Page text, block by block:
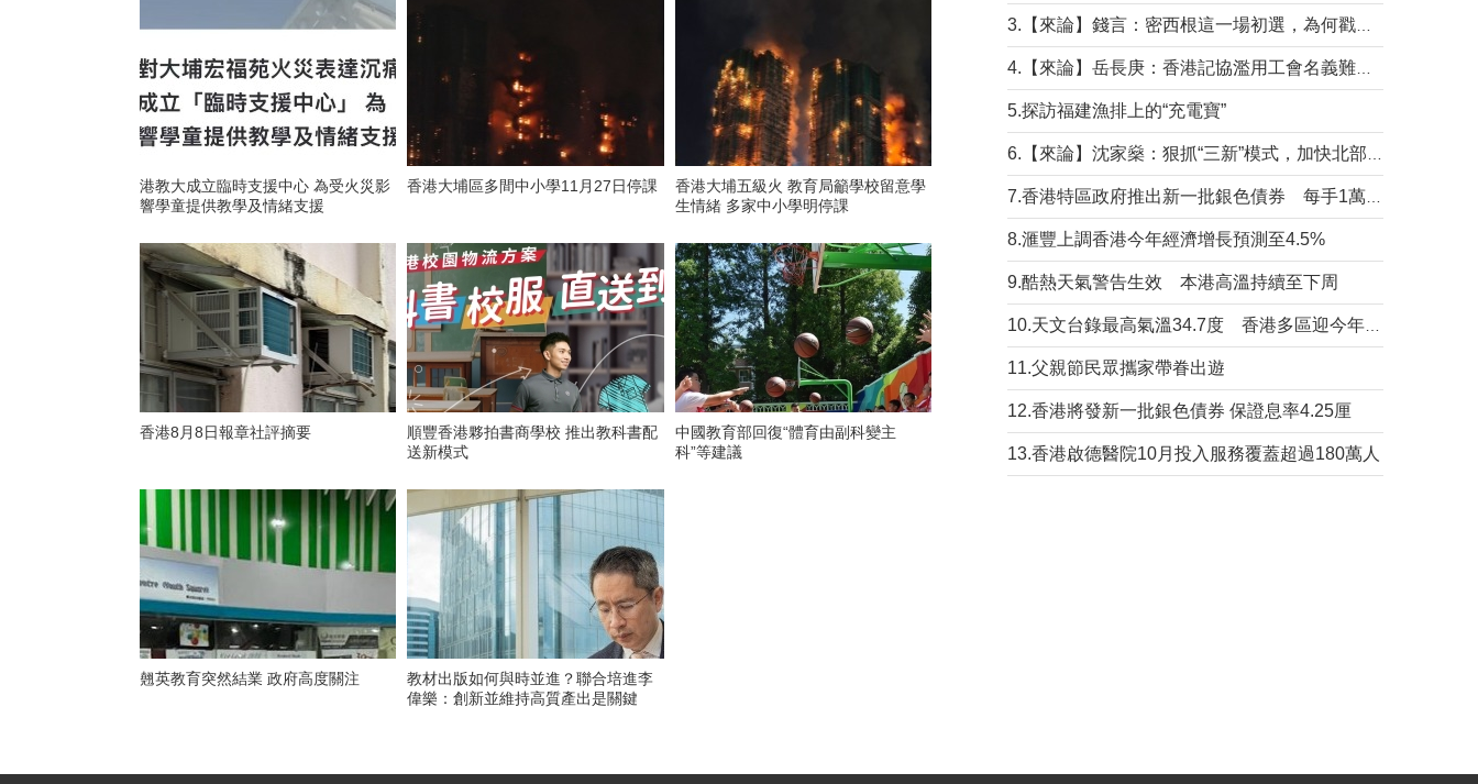
港教大成立臨時支援中心 為受火災影
響學童提供教學及情緒支援
香港大埔區多間中小學11月27日停課
香港大埔五級火 教育局籲學校留意學
生情緒 多家中小學明停課
香港8月8日報章社評摘要
順豐香港夥拍書商學校 推出教科書配
送新模式
中國教育部回復“體育由副科變主
科”等建議
翹英教育突然結業 政府高度關注
教材出版如何與時並進？聯合培進李
偉樂：創新並維持高質產出是關鍵
5.探訪福建漁排上的“充電寶”
8.滙豐上調香港今年經濟增長預測至4.5%
9.酷熱天氣警告生效 本港高溫持續至下周
11.父親節民眾攜家帶眷出遊
12.香港將發新一批銀色債券 保證息率4.25厘
13.香港啟德醫院10月投入服務覆蓋超過180萬人